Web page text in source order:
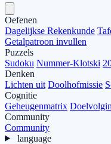
Oefenen
Dagelijkse Rekenkunde
Getalpatroon invullen
Puzzels
Sudoku Nummer-Klotski
Denken
Lichten uit Doolhofmissie
Cognitie
Geheugenmatrix
Community
Community
language